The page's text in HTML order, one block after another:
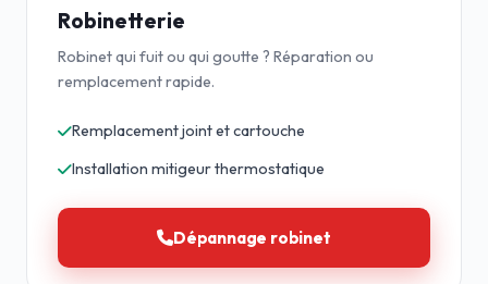
Robinetterie
Robinet qui fuit ou qui goutte ? Réparation ou
remplacement rapide.
Remplacement joint et cartouche
Installation mitigeur thermostatique
Dépannage robinet